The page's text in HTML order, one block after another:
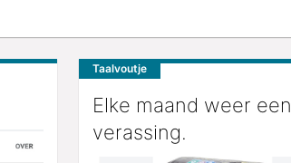
Taalvoutje
Elke maand weer een
verassing.